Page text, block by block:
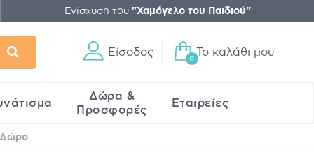
Ενίσχυση του "Χαμόγελο του Παιδιού"
Είσοδος
0
Το καλάθι μου
Δώρα &
Προσφορές
Εταιρείες
Δώρο